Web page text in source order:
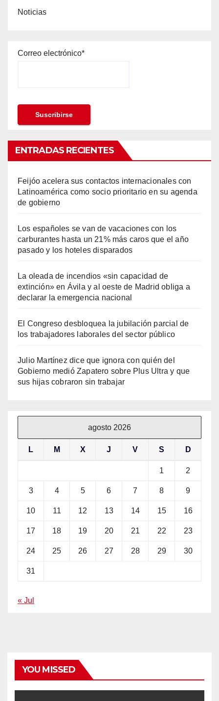
Noticias
Correo electrónico*
ENTRADAS RECIENTES
Feijóo acelera sus contactos internacionales con
Latinoamérica como socio prioritario en su agenda
de gobierno
Los españoles se van de vacaciones con los
carburantes hasta un 21% más caros que el año
pasado y los hoteles disparados
La oleada de incendios «sin capacidad de
extinción» en Ávila y al oeste de Madrid obliga a
declarar la emergencia nacional
El Congreso desbloquea la jubilación parcial de
los trabajadores laborales del sector público
Julio Martínez dice que ignora con quién del
Gobierno medió Zapatero sobre Plus Ultra y que
sus hijas cobraron sin trabajar
agosto 2026
L M X J V S D
1 2
3 4 5 6 7 8 9
10 11 12 13 14 15 16
17 18 19 20 21 22 23
24 25 26 27 28 29 30
31
« Jul
YOU MISSED